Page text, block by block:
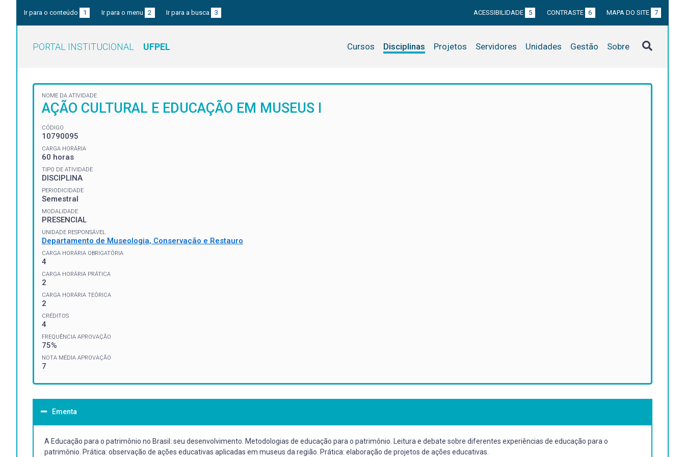
Ir para o conteúdo 1 Ir para o menu 2 Ir para a busca 3 ACESSIBILIDADE 5 CONTRASTE 6 MAPA DO SITE 7
PORTAL INSTITUCIONAL UFPEL Cursos Disciplinas Projetos Servidores Unidades Gestão Sobre
NOME DA ATIVIDADE
AÇÃO CULTURAL E EDUCAÇÃO EM MUSEUS I
CÓDIGO
10790095
CARGA HORÁRIA
60 horas
TIPO DE ATIVIDADE
DISCIPLINA
PERIODICIDADE
Semestral
MODALIDADE
PRESENCIAL
UNIDADE RESPONSÁVEL
Departamento de Museologia, Conservação e Restauro
CARGA HORÁRIA OBRIGATÓRIA
4
CARGA HORÁRIA PRÁTICA
2
CARGA HORÁRIA TEÓRICA
2
CRÉDITOS
4
FREQUÊNCIA APROVAÇÃO
75%
NOTA MÉDIA APROVAÇÃO
7
Ementa
A Educação para o patrimônio no Brasil: seu desenvolvimento. Metodologias de educação para o patrimônio. Leitura e debate sobre diferentes experiências de educação para o
patrimônio. Prática: observação de ações educativas aplicadas em museus da região. Prática: elaboração de projetos de ações educativas.